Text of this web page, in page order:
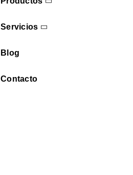
Servicios
Blog
Contacto